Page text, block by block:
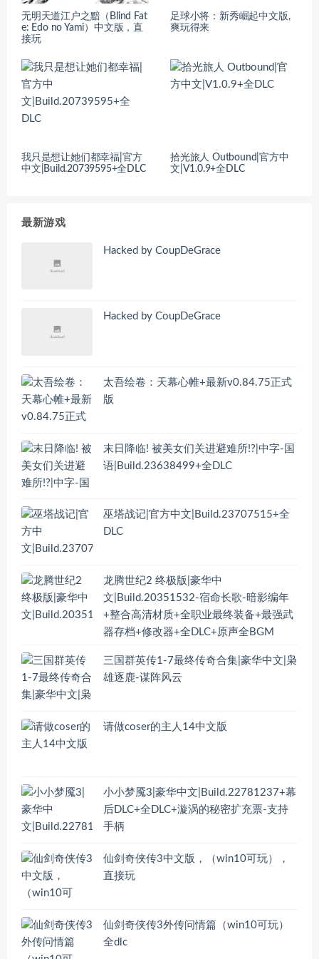
无明天道江户之黯（Blind Fat
e: Edo no Yami）中文版，直
接玩
足球小将：新秀崛起中文版,
爽玩得来
我只是想让她们都幸福|官方
中文|Build.20739595+全DLC
拾光旅人 Outbound|官方中
文|V1.0.9+全DLC
最新游戏
Hacked by CoupDeGrace
Hacked by CoupDeGrace
太吾绘卷：天幕心帷+最新v0.84.75正式
版
末日降临! 被美女们关进避难所!?|中字-国
语|Build.23638499+全DLC
巫塔战记|官方中文|Build.23707515+全
DLC
龙腾世纪2 终极版|豪华中
文|Build.20351532-宿命长歌-暗影编年
+整合高清材质+全职业最终装备+最强武
器存档+修改器+全DLC+原声全BGM
三国群英传1-7最终传奇合集|豪华中文|枭
雄逐鹿-谋阵风云
请做coser的主人14中文版
小小梦魇3|豪华中文|Build.22781237+幕
后DLC+全DLC+漩涡的秘密扩充票-支持
手柄
仙剑奇侠传3中文版，（win10可玩），
直接玩
仙剑奇侠传3外传问情篇（win10可玩）
全dlc